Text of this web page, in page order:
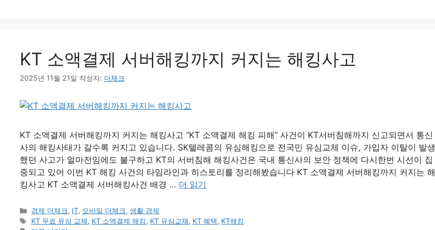
KT 소액결제 서버해킹까지 커지는 해킹사고
2025년 11월 21일 작성자: 더체크
KT 소액결제 서버해킹까지 커지는 해킹사고 “KT 소액결제 해킹 피해” 사건이 KT서버침해까지 신고되면서 통신
사의 해킹사태가 갈수록 커지고 있습니다. SK텔레콤의 유심해킹으로 전국민 유심교체 이슈, 가입자 이탈이 발생
했던 사고가 얼마전임에도 불구하고 KT의 서버침해 해킹사건은 국내 통신사의 보안 정책에 다시한번 시선이 집
중되고 있어 이번 KT 해킹 사건의 타임라인과 히스토리를 정리해봤습니다 KT 소액결제 서버해킹까지 커지는 해
킹사고 KT 소액결제 서버해킹사건 배경 … 더 읽기
카
테
경제 더체크, IT, 모바일 더체크,생활 경제
태
KT 무료 유심 교체, KT 소액결제 해킹, KT 유심교체, KT 혜택, KT해킹